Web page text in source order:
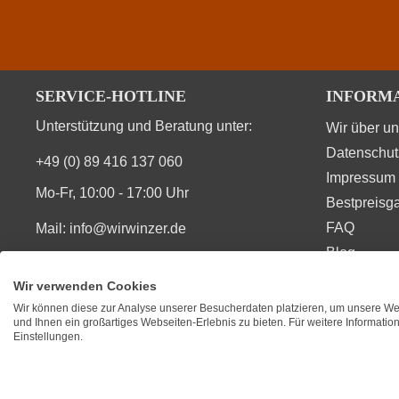
Kohlenhydrate
Kohlenhydrate davon Zucker
SERVICE-HOTLINE
Unterstützung und Beratung unter:
+49 (0) 89 416 137 060
Mo-Fr, 10:00 - 17:00 Uhr
Mail: info@wirwinzer.de
Wir über
FAQ
Blog
SIE FINDEN UNS AUCH AUF
Wir verwenden Cookies
Wir können diese zur Analyse unserer Besucherdaten platzieren, um unsere
und Ihnen ein großartiges Webseiten-Erlebnis zu bieten. Für weitere
Einstellungen.